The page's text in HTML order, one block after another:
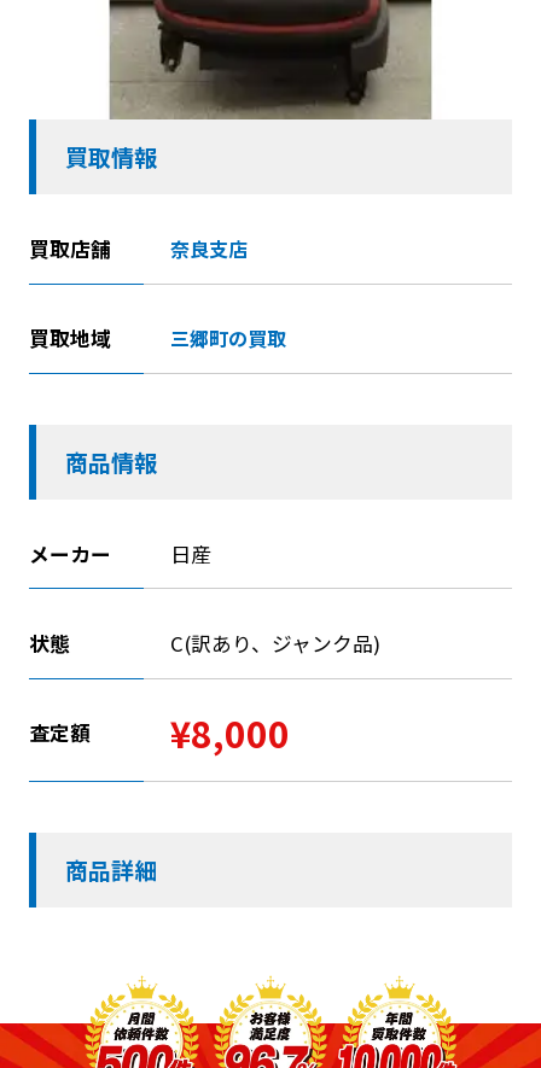
買取情報
買取店舗 奈良支店
買取地域 三郷町の買取
商品情報
メーカー 日産
状態 C(訳あり、ジャンク品)
査定額 ¥8,000
商品詳細